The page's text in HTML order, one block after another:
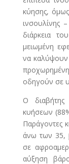
κύησης,
ινσουλίνης
διάρκεια
μειωμένη
να καλύψουν
οδηγούν σε
Ο διαβήτης
κυήσεων
Παράγοντες
άνω των 35,
σε
αύξηση